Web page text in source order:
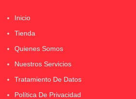
Inicio
Tienda
Quienes Somos
Nuestros Servicios
Tratamiento De Datos
Política De Privacidad